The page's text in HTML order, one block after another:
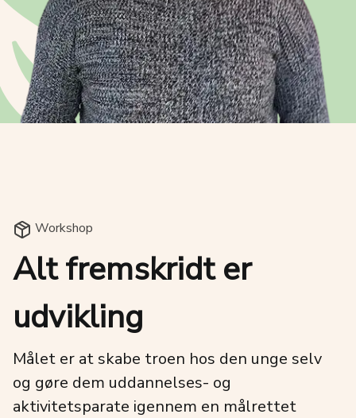
Workshop
Alt fremskridt er
udvikling
Målet er at skabe troen hos den unge selv
og gøre dem uddannelses- og
aktivitetsparate igennem en målrettet